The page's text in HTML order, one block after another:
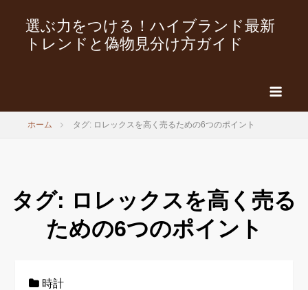
選ぶ力をつける！ハイブランド最新
トレンドと偽物見分け方ガイド
ホーム タグ: ロレックスを高く売るための6つのポイント
タグ: ロレックスを高く売る
ための6つのポイント
時計